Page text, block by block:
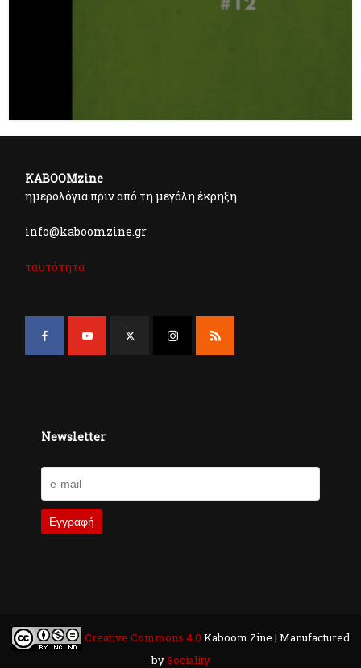
KABOOMzine
ημερολόγια πριν από τη μεγάλη έκρηξη
info@kaboomzine.gr
ταυτότητα
Newsletter
Creative Commons 4.0 Kaboom Zine | Manufactured
bySociality